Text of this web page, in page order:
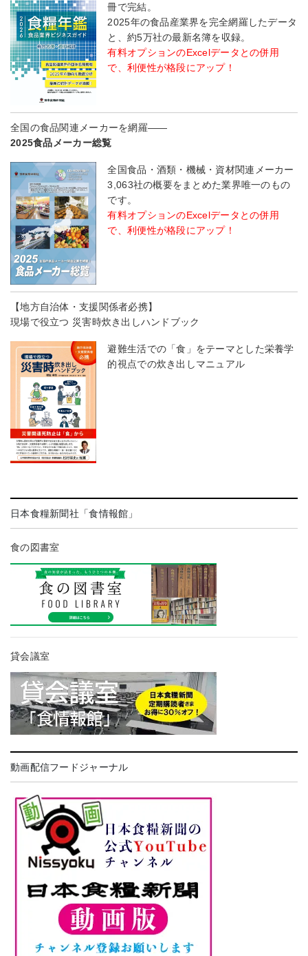
冊で完結。
2025年の食品産業界を完全網羅したデータ
と、約5万社の最新名簿を収録。
有料オプションのExcelデータとの併用
で、利便性が格段にアップ！
全国の食品関連メーカーを網羅――
2025食品メーカー総覧
全国食品・酒類・機械・資材関連メーカー
3,063社の概要をまとめた業界唯一のもの
です。
有料オプションのExcelデータとの併用
で、利便性が格段にアップ！
【地方自治体・支援関係者必携】
現場で役立つ 災害時炊き出しハンドブック
避難生活での「食」をテーマとした栄養学
的視点での炊き出しマニュアル
日本食糧新聞社「食情報館」
食の図書室
貸会議室
動画配信フードジャーナル